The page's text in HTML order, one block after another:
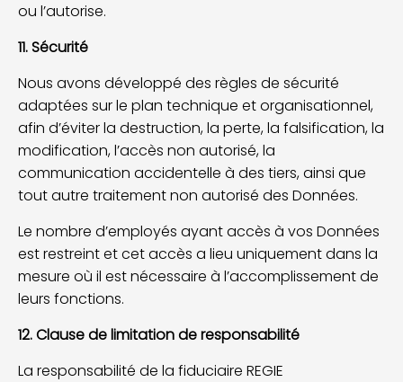
ou l’autorise.
11. Sécurité
Nous avons développé des règles de sécurité
adaptées sur le plan technique et organisationnel,
afin d’éviter la destruction, la perte, la falsification, la
modification, l’accès non autorisé, la
communication accidentelle à des tiers, ainsi que
tout autre traitement non autorisé des Données.
Le nombre d’employés ayant accès à vos Données
est restreint et cet accès a lieu uniquement dans la
mesure où il est nécessaire à l’accomplissement de
leurs fonctions.
12. Clause de limitation de responsabilité
La responsabilité de la fiduciaire REGIE